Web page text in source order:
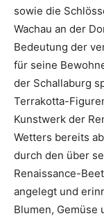
sowie die
Wachau an der
Bedeutung der
für seine
der Schallaburg
Terrakotta-
Kunstwerk der
Wetters bereits
durch den über
Renaissance-
angelegt und
Blumen, Gemüse